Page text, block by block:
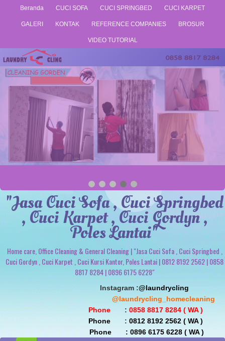
Beranda CUCI SOFA CUCI SPRINGBED CUCI KARPET
GALERI KONTAK REFERENCE COMPANIES BROSUR
VIDEO TUTORIAL
"Jasa Cuci Sofa , Cuci Springbed
, Cuci Karpet , Cuci Gordyn ,
Poles Lantai"
Home care, Office Cleaning & General Cleaning | "Jasa Cuci Sofa , Cuci Springbed ,
Cuci Gordyn , Cuci Karpet , Cuci Kursi Kantor, Poles Lantai | 0812 8192 2562 | 0858
8817 8284 | 0896 6175 6228"
                               Instagram :
@laundrycling
                                                 @laundrycling_homecleaning
Phone
       :
0858 8817 8284 ( WA )
Phone
       :
0812 8192 2562 ( WA )
                                Phone       : 0896 6175 6228 ( WA )